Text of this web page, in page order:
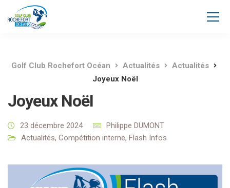
Golf Club Rochefort Océan Actualités
Actualités
Joyeux Noël
Joyeux Noël
23 décembre 2024
Philippe DUMONT
Actualités, Compétition interne, Flash Infos